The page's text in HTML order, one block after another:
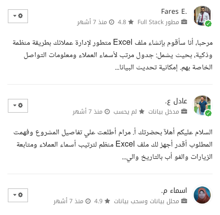
Fares E.
مطور Full Stack منذ 7 أشهر
مرحبا، أنا سأقوم بإنشاء ملف Excel متطور لإدارة عملائك بطريقة منظمة
وذكية، بحيث يشمل: جدول مرتب لأسماء العملاء ومعلومات التواصل
الخاصة بهم. إمكانية تحديث البيانا...
عادل ع.
مدخل بيانات لم يحسب منذ 7 أشهر
السلام عليكم أهلآ بحضرتك أ. مرام أطلعت علي تفاصيل المشروع وفهمت
المطلوب أقدر أجهز لك ملف Excel منظم لترتيب أسماء العملاء ومتابعة
الزيارات والفو أب بالتاريخ والي...
اسماء م.
محلل بيانات وسحب بيانات منذ 7 أشهر